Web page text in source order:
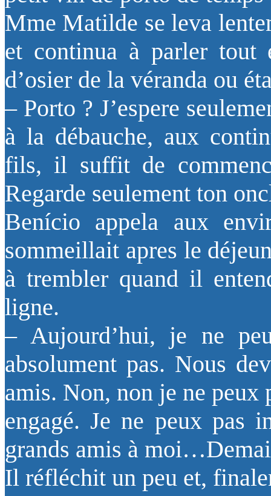
Mme Matilde se leva
et continua à parler tout
d’osier de la véranda ou
– Porto ? J’espere
à la débauche, aux
fils, il suffit de
Regarde seulement ton
Benício appela aux
sommeillait apres le
à trembler quand il
ligne.
– Aujourd’hui, je ne
absolument pas. Nous
amis. Non, non je ne peux
engagé. Je ne peux pas
grands amis à
Il réfléchit un peu et,